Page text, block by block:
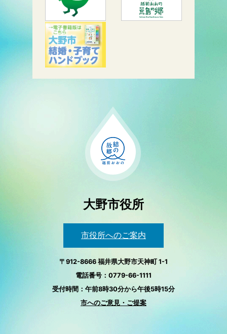
大野市役所
市役所へのご案内
〒912-8666 福井県大野市天神町 1-1
電話番号：0779-66-1111
受付時間：午前8時30分から午後5時15分
市へのご意見・ご提案